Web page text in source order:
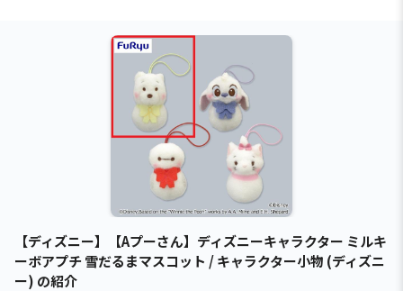
【ディズニー】【Aプーさん】ディズニーキャラクター ミルキ
ーボアプチ 雪だるまマスコット / キャラクター小物 (ディズニ
ー) の紹介